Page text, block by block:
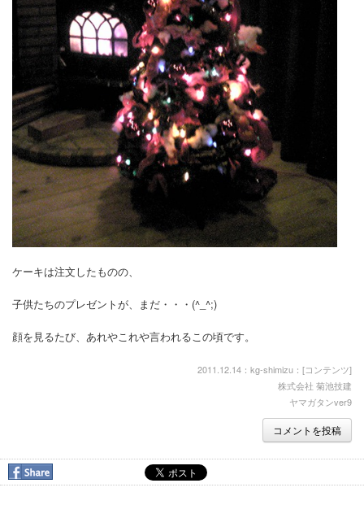
ケーキは注文したものの、
子供たちのプレゼントが、まだ・・・(^_^;)
顔を見るたび、あれやこれや言われるこの頃です。
2011.12.14：kg-shimizu：[コンテンツ]
株式会社 菊池技建
ヤマガタンver9
コメントを投稿